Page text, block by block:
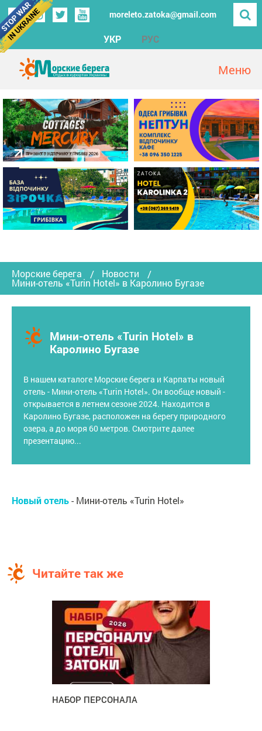
moreleto.zatoka@gmail.com
УКР РУС
Морские берега Новости
Мини-отель «Turin Hotel» в Каролино Бугазе
Мини-отель «Turin Hotel» в
Каролино Бугазе
В нашем каталоге Морские берега и Карпаты новый
отель - Мини-отель «Turin Hotel». Он вообще новый -
открывается в летнем сезоне 2024. Находится в
Каролино Бугазе, расположен на берегу природного
озера, а до моря 60 метров. Смотрите далее
презентацию...
Новый отель- Мини-отель «Turin Hotel»
Читайте так же
НАБОР ПЕРСОНАЛА